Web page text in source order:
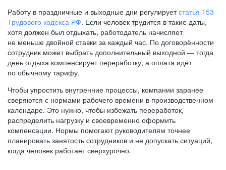
Работу в праздничные и выходные дни регулируетстатья 153
Трудового кодекса РФ. Если человек трудится в такие даты,
хотя должен был отдыхать, работодатель начисляет
не меньше двойной ставки за каждый час. По договорённости
сотрудник может выбрать дополнительный выходной — тогда
день отдыха компенсирует переработку, а оплата идёт
по обычному тарифу.
Чтобы упростить внутренние процессы, компании заранее
сверяются с нормами рабочего времени в производственном
календаре. Это нужно, чтобы избежать переработок,
распределить нагрузку и своевременно оформить
компенсации. Нормы помогают руководителям точнее
планировать занятость сотрудников и не допускать ситуаций,
когда человек работает сверхурочно.